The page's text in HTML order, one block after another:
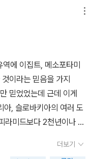
에 이집트, 메소포타미
이라는 믿음을 가지
믿었었는데 근데 이게
아, 슬로바키아의 여러 도
라미드보다 2천년이나 앞
내용은 아래 기사를 참
더보기